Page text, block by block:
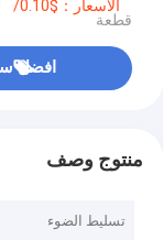
الأسعار：$0.10/pieces 1000-4999 pieces
قطعة
افضل
منتوج وصف
تسليط الضوء